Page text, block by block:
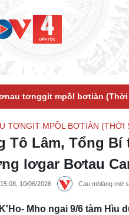
tơnggit mpồl bơtiàn (Thời
TƠNGIT MPỒL BƠTIÀN (THỜI
Tô Lâm, Tổng
lơgar Bơtau
10/06/2026 Cau mblàng mờ
Mho ngai 9/6 tàm Hìu